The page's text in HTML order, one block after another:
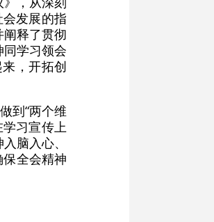
发展的指
释了贯彻
学习领会
，开拓创
到“两个维
习宣传上
脑入心、
全会精神